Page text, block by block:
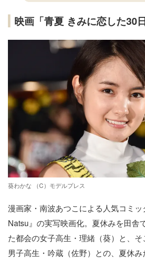
映画「青夏 きみに恋した30日
葵わかな （C）モデルプレス
漫画家・南波あつこによる人気コミ
Natsu』の実写映画化。夏休みを田舎
た都会の女子高生・理緒（葵）と、
男子高生・吟蔵（佐野）との、夏休